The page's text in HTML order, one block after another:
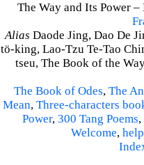
The Way and Its Power
Alias Daode Jing, Dao De
tö-king, Lao-Tzu Te-Tao
tseu, The Book of the
The Book of Odes, The
Mean, Three-characters
Power, 300 Tang Poems,
Welcome, help